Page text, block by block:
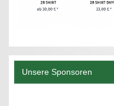
Unsere Sponsoren